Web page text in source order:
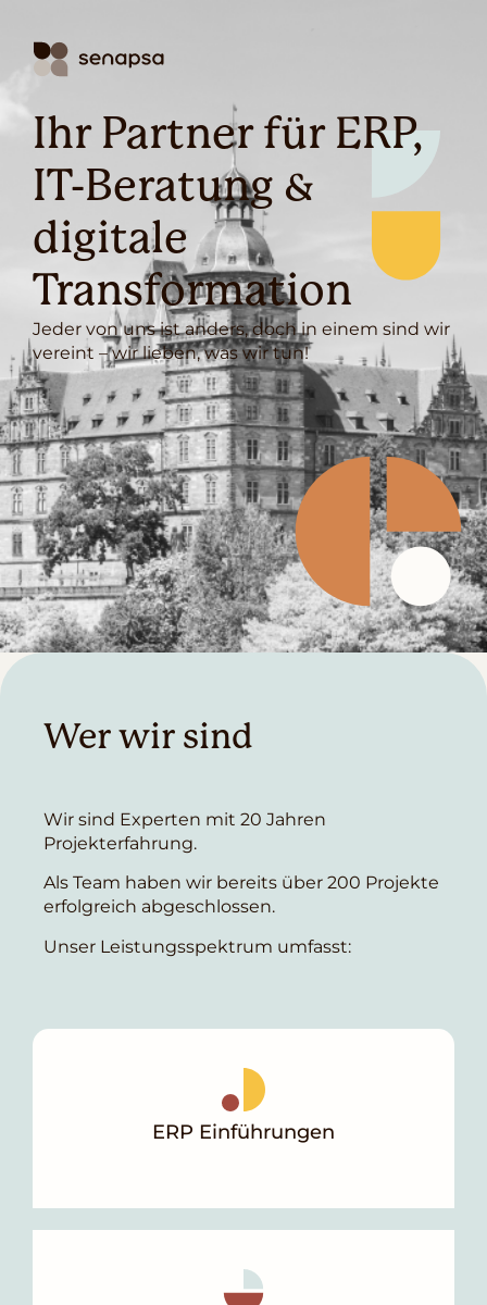
Ihr Partner für ERP,
IT-Beratung &
digitale
Transformation
Jeder von uns ist anders, doch in einem sind wir
vereint – wir lieben, was wir tun!
Wer wir sind
Wir sind Experten mit 20 Jahren
Projekterfahrung.
Als Team haben wir bereits über 200 Projekte
erfolgreich abgeschlossen.
Unser Leistungsspektrum umfasst:
ERP Einführungen